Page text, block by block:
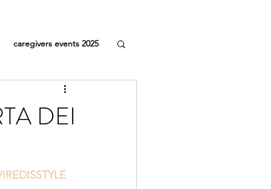
caregivers events 2025
DEI